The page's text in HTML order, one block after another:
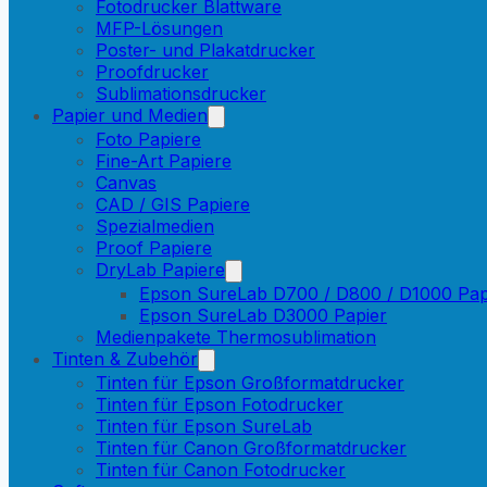
Fotodrucker Blattware
MFP-Lösungen
Poster- und Plakatdrucker
Proofdrucker
Sublimationsdrucker
Papier und Medien
Foto Papiere
Fine-Art Papiere
Canvas
CAD / GIS Papiere
Spezialmedien
Proof Papiere
DryLab Papiere
Epson SureLab D700 / D800 / D1000
Epson SureLab D3000 Papier
Medienpakete Thermosublimation
Tinten & Zubehör
Tinten für Epson Großformatdrucker
Tinten für Epson Fotodrucker
Tinten für Epson SureLab
Tinten für Canon Großformatdrucker
Tinten für Canon Fotodrucker